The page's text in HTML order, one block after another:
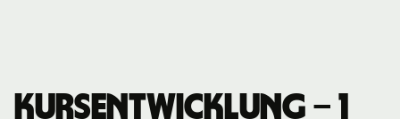
Kursentwicklung – 1